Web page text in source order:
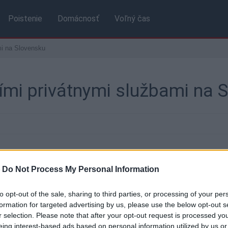
Do Not Process My Personal Information
opt-out of the sale, sharing to third parties, or processing of your
for targeted advertising by us, please use the below opt-out
selection. Please note that after your opt-out request is processed
interest-based ads based on personal information utilized by us
Poistenie Domácnosť Voľný čas
na Slovensku
privátnymi službami na
službami privátneho bankovníctva na Slovensku.
uspela aj v ďalších štyroch kategóriách.
Euromoney každoročne už od roku 2004. Podľa výsledkov
vlaňajšie víťazstvo.
2015 podľa časopisu Euromoney: